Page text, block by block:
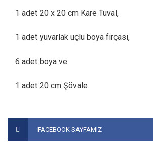
1 adet 20 x 20 cm Kare Tuval,
1 adet yuvarlak uçlu boya fırçası,
6 adet boya ve
1 adet 20 cm Şövale
Bu ürüne ilk yorumu siz yapın!
kullanarak tarafımıza iletebilirsiniz.
FACEBOOK SAYFAMIZ